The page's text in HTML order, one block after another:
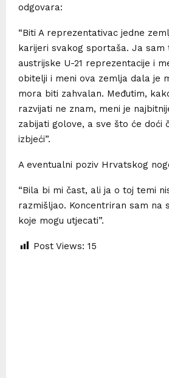
odgovara:
“Biti A reprezentativac jedne
karijeri svakog sportaša. Ja sam
austrijske U-21 reprezentacije i
obitelji i meni ova zemlja dala je
mora biti zahvalan. Međutim,
razvijati ne znam, meni je
zabijati golove, a sve što će doći
izbjeći”.
A eventualni poziv Hrvatskog
“Bila bi mi čast, ali ja o toj temi
razmišljao. Koncentriran sam na
koje mogu utjecati”.
Post Views: 15